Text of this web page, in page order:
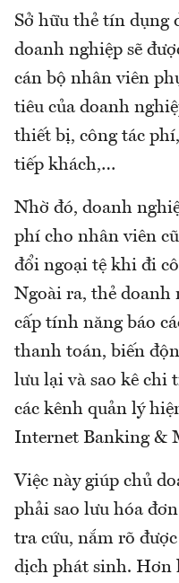
Sở hữu thẻ tín dụng
doanh nghiệp sẽ
cán bộ nhân viên
tiêu của doanh
thiết bị, công tác
tiếp khách,…
Nhờ đó, doanh
phí cho nhân viên
đổi ngoại tệ khi đi
Ngoài ra, thẻ doanh
cấp tính năng báo
thanh toán, biến
lưu lại và sao kê chi
các kênh quản lý
Internet Banking &
Việc này giúp chủ
phải sao lưu hóa
tra cứu, nắm rõ
dịch phát sinh. Hơn